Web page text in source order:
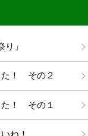
」
た！ その２
！ その１